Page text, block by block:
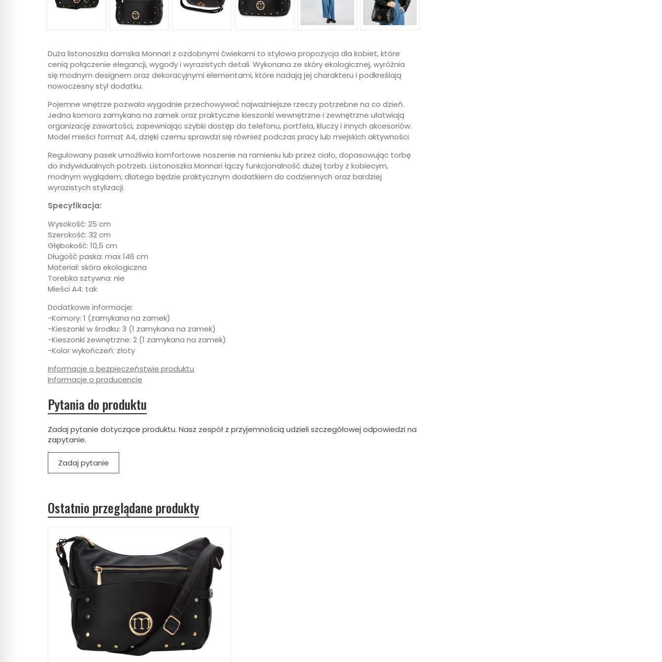
Duża listonoszka damska Monnari z ozdobnymi ćwiekami to stylowa propozycja dla kobiet, które
cenią połączenie elegancji, wygody i wyrazistych detali. Wykonana ze skóry ekologicznej, wyróżnia
się modnym designem oraz dekoracyjnymi elementami, które nadają jej charakteru i podkreślają
nowoczesny styl dodatku.
Pojemne wnętrze pozwala wygodnie przechowywać najważniejsze rzeczy potrzebne na co dzień.
Jedna komora zamykana na zamek oraz praktyczne kieszonki wewnętrzne i zewnętrzne ułatwiają
organizację zawartości, zapewniając szybki dostęp do telefonu, portfela, kluczy i innych akcesoriów.
Model mieści format A4, dzięki czemu sprawdzi się również podczas pracy lub miejskich aktywności.
Regulowany pasek umożliwia komfortowe noszenie na ramieniu lub przez ciało, dopasowując torbę
do indywidualnych potrzeb. Listonoszka Monnari łączy funkcjonalność dużej torby z kobiecym,
modnym wyglądem, dlatego będzie praktycznym dodatkiem do codziennych oraz bardziej
wyrazistych stylizacji.
Specyfikacja:
Wysokość: 25 cm
Szerokość: 32 cm
Głębokość: 10,5 cm
Długość paska: max 146 cm
Materiał: skóra ekologiczna
Torebka sztywna: nie
Mieści A4: tak
Dodatkowe informacje:
-Komory: 1 (zamykana na zamek)
-Kieszonki w środku: 3 (1 zamykana na zamek)
-Kieszonki zewnętrzne: 2 (1 zamykana na zamek)
-Kolor wykończeń: złoty
Informacje o bezpieczeństwie produktu
Informacje o producencie
Pytania do produktu
Zadaj pytanie dotyczące produktu. Nasz zespół z przyjemnością udzieli szczegółowej odpowiedzi na
zapytanie.
Zadaj pytanie
Ostatnio przeglądane produkty